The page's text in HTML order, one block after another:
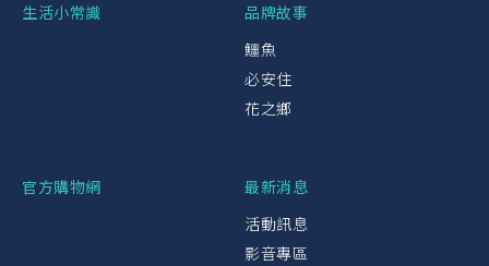
生活小常識
品牌故事
鱷魚
必安住
花之鄉
官方購物網
最新消息
活動訊息
影音專區